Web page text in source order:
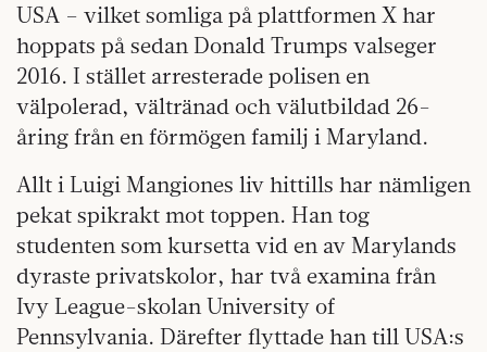
USA – vilket somliga på plattformen X har
hoppats på sedan Donald Trumps valseger
2016. I stället arresterade polisen en
välpolerad, vältränad och välutbildad 26-
åring från en förmögen familj i Maryland.
Allt i Luigi Mangiones liv hittills har nämligen
pekat spikrakt mot toppen. Han tog
studenten som kursetta vid en av Marylands
dyraste privatskolor, har två examina från
Ivy League-skolan University of
Pennsylvania. Därefter flyttade han till USA:s